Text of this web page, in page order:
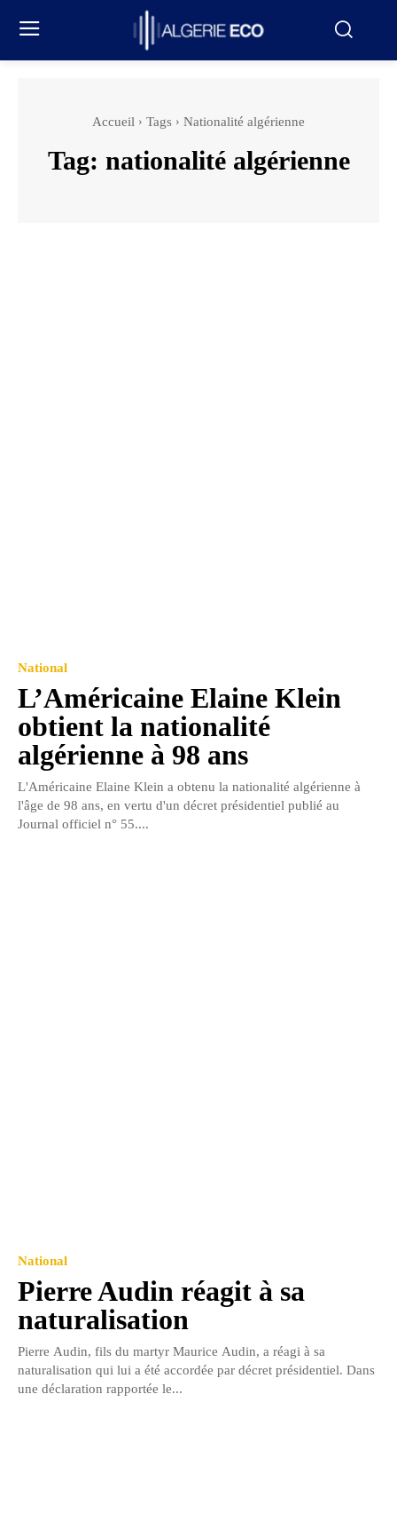
Accueil Tags Nationalité algérienne
Tag: nationalité algérienne
National
L’Américaine Elaine Klein
obtient la nationalité
algérienne à 98 ans
L'Américaine Elaine Klein a obtenu la nationalité algérienne à
l'âge de 98 ans, en vertu d'un décret présidentiel publié au
Journal officiel n° 55....
National
Pierre Audin réagit à sa
naturalisation
Pierre Audin, fils du martyr Maurice Audin, a réagi à sa
naturalisation qui lui a été accordée par décret présidentiel. Dans
une déclaration rapportée le...